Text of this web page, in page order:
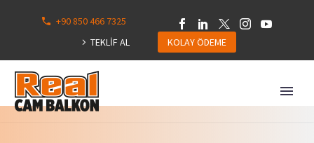
+90 850 466 7325
TEKLİF AL
KOLAY ÖDEME
113
Hepsini
Göster